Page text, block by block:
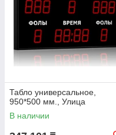
Табло универсальное,
950*500 мм., Улица
В наличии